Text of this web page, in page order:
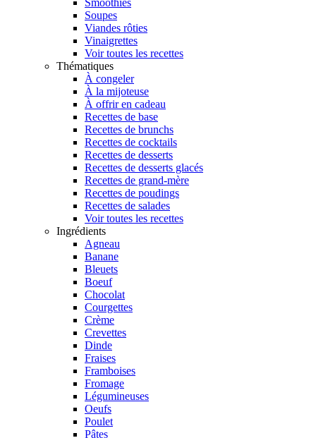
Smoothies
Soupes
Viandes rôties
Vinaigrettes
Voir toutes les recettes
Thématiques
À congeler
À la mijoteuse
À offrir en cadeau
Recettes de base
Recettes de brunchs
Recettes de cocktails
Recettes de desserts
Recettes de desserts glacés
Recettes de grand-mère
Recettes de poudings
Recettes de salades
Voir toutes les recettes
Ingrédients
Agneau
Banane
Bleuets
Boeuf
Chocolat
Courgettes
Crème
Crevettes
Dinde
Fraises
Framboises
Fromage
Légumineuses
Oeufs
Poulet
Pâtes